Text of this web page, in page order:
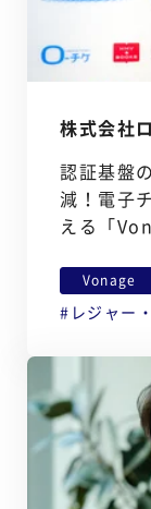
株式会社
認証基盤
減！電子
える「
Vonage
レジャー